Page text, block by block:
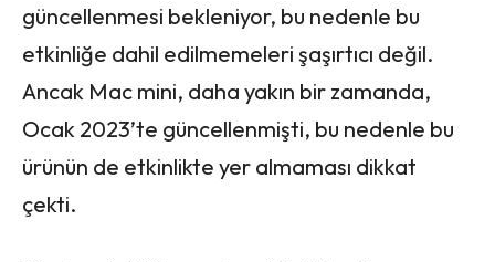
güncellenmesi bekleniyor, bu nedenle bu
etkinliğe dahil edilmemeleri şaşırtıcı değil.
Ancak Mac mini, daha yakın bir zamanda,
Ocak 2023’te güncellenmişti, bu nedenle bu
ürünün de etkinlikte yer almaması dikkat
çekti.